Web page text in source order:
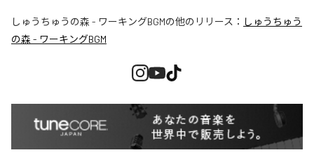
しゅうちゅうの森 - ワーキングBGMの他のリリース： しゅうちゅう
の森 - ワーキングBGM